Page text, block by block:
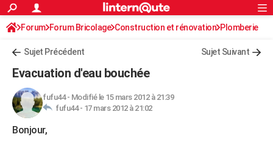
ACTUALITÉS
Politique
Société
Faits Divers
Education
Monde
Villes
+
FINANCE
Retraite
Impôts
Epargne
Immobilier
Risques naturels par ville
Banque
Assurance
Crédit
AUTO
Essais
Réserver un essai
Citadines
Berlines
SUV
Forum auto
+HIGH-TECH
Rechercher
S'inscrire
Connexion
Forum Forum Bricolage Construction et rénovation Plomberie
Sujet Précédent Sujet Suivant
Evacuation d'eau bouchée
fufu44- Modifié le 15 mars 2012 à 21:39
fufu44 - 17 mars 2012 à 21:02
Bonjour,